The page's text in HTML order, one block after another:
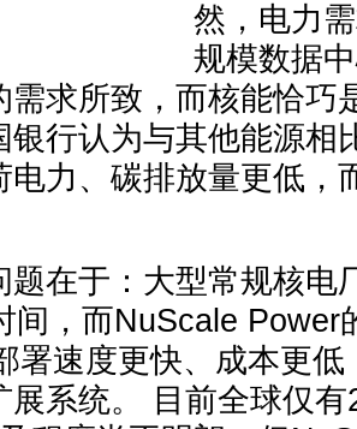
然，电力
规模数据
需求所致，而核能恰巧
银行认为与其他能源相
电力、碳排放量更低，
题在于：大型常规核电
间，而NuScale Power
署速度更快、成本更
展系统。 目前全球仅